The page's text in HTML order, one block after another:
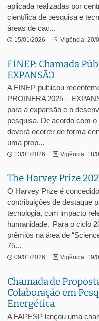
aplicada realizadas por
científica de pesquisa e
áreas de cad...
15/01/2026 Vigência: 20/
FINEP: Chamada
EXPANSÃO
A FINEP publicou
PROINFRA 2025 –
para a expansão e o
pesquisa. De acordo com
deverá ocorrer de forma
uma prop...
13/01/2026 Vigência: 18/
The Harvey Prize
O Harvey Prize é
contribuições de destaque
tecnologia, com impacto
humanidade. Para o ciclo
prêmios na área de
75...
09/01/2026 Vigência: 19/
Chamada de
Colaboração em
Energética
A FAPESP lançou uma